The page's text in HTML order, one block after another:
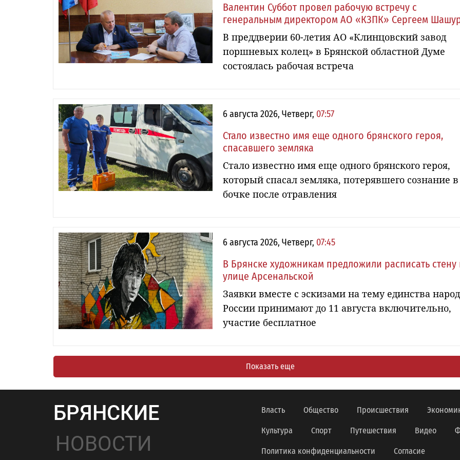
Валентин Суббот провел рабочую встречу с
генеральным директором АО «КЗПК» Сергеем
В преддверии 60-летия АО «Клинцовский завод
поршневых колец» в Брянской областной Думе
состоялась рабочая встреча
6 августа 2026, Четверг, 07:57
Стало известно имя еще одного брянского героя,
спасавшего земляка
Стало известно имя еще одного брянского героя,
который спасал земляка, потерявшего сознание в
бочке после отравления
6 августа 2026, Четверг, 07:45
В Брянске художникам предложили расписать стену
улице Арсенальской
Заявки вместе с эскизами на тему единства
России принимают до 11 августа включительно,
участие бесплатное
Показать еще
БРЯНСКИЕ
НОВОСТИ
Власть Общество Происшествия
Культура Спорт Путешествия Видео
Политика конфиденциальности Согласие